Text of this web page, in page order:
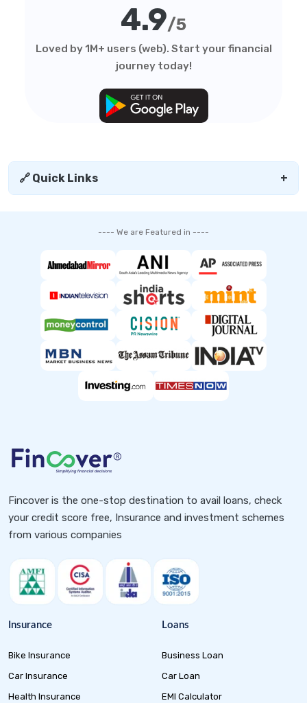
4.9/5
Loved by 1M+ users (web). Start your financial
journey today!
🔗 Quick Links +
---- We are Featured in ----
Fincover is the one-stop destination to avail loans, check
your credit score free, Insurance and investment schemes
from various companies
Insurance
Bike Insurance
Car Insurance
Health Insurance
Loans
Business Loan
Car Loan
EMI Calculator